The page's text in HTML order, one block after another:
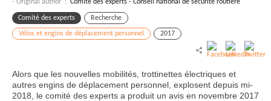
- Original author : Comité des experts - Conseil national de sécurité routière
Comité des experts Recherche
Vélos et engins de déplacement personnel 2017
Alors que les nouvelles mobilités, trottinettes électriques et
autres engins de déplacement personnel, explosent depuis mi-
2018, le comité des experts a produit un avis en novembre 2017